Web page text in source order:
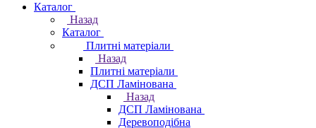
Каталог
Назад
Каталог
Плитні матеріали
Назад
Плитні матеріали
ДСП Ламінована
Назад
ДСП Ламінована
Деревоподібна